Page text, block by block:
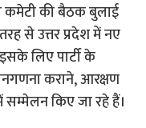
कमेटी की बैठक बुलाई
से उत्तर प्रदेश में नए
लिए पार्टी के
कराने, आरक्षण
सम्मेलन किए जा रहे हैं।